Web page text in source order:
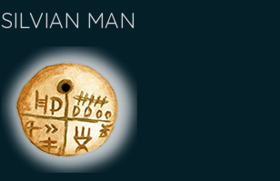
SILVIAN MAN